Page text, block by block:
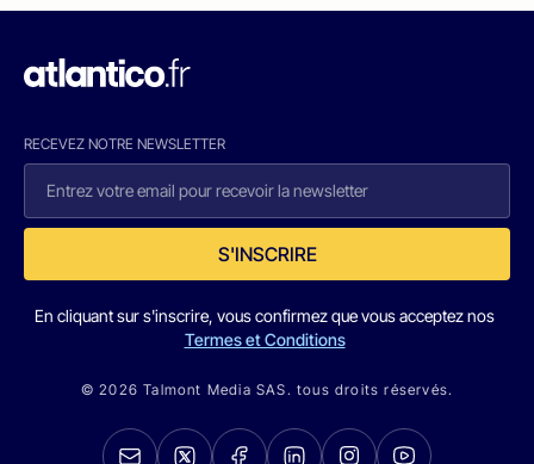
RECEVEZ NOTRE NEWSLETTER
S'INSCRIRE
En cliquant sur s'inscrire, vous confirmez que vous acceptez nos
Termes et Conditions
© 2026 Talmont Media SAS. tous droits réservés.